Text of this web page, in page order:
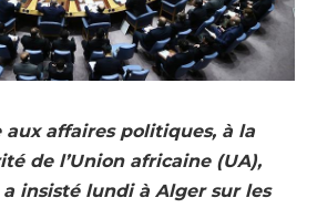
aux affaires politiques, à la
de l’Union africaine (UA),
insisté lundi à Alger sur les